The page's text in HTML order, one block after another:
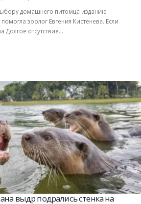
домашнего питомца изданию
зоолог Евгения Кистенева. Если
Долгое отсутствие...
выдр подрались стенка на